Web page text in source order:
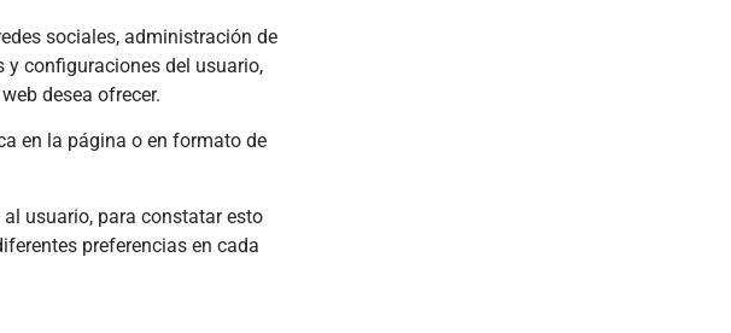
sociales, administración de
y configuraciones del usuario,
desea ofrecer.
en la página o en formato de
usuario, para constatar esto
preferencias en cada